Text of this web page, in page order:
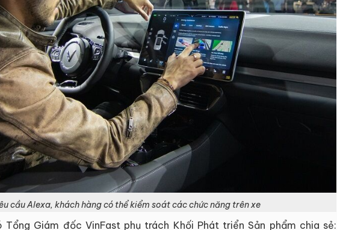
cầu Alexa, khách hàng có thể kiểm soát các chức năng trên xe
Tổng Giám đốc VinFast phụ trách Khối Phát triển Sản phẩm chia sẻ: